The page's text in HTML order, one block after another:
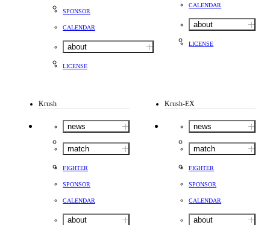
SPONSOR
CALENDAR
about
LICENSE
CALENDAR
about
LICENSE
Krush
news
match
FIGHTER
SPONSOR
CALENDAR
about
Krush-EX
news
match
FIGHTER
SPONSOR
CALENDAR
about